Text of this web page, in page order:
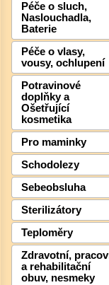
Péče o sluch,
Naslouchadla,
Baterie
Péče o vlasy,
vousy, ochlupení
Potravinové
doplňky a
Ošetřující
kosmetika
Pro maminky
Schodolezy
Sebeobsluha
Sterilizátory
Teploměry
Zdravotní,
a rehabilitační
obuv, nesmeky